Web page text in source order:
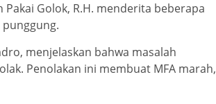
Golok, R.H. menderita beberapa
menjelaskan bahwa masalah
Penolakan ini membuat MFA marah,